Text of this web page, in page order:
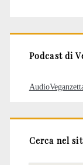
Podcast di
Cerca nel